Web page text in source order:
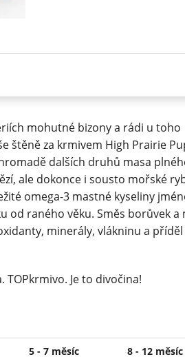
mohutné bizony a rádi u toho
štěně za krmivem High Prairie
dalších druhů masa
ale dokonce i sousto mořské
omega-3 mastné kyseliny
od raného věku. Směs borůvek a
minerály, vlákninu a
Je to divočina!
5 - 7 měsíc
8 - 12 měsíc